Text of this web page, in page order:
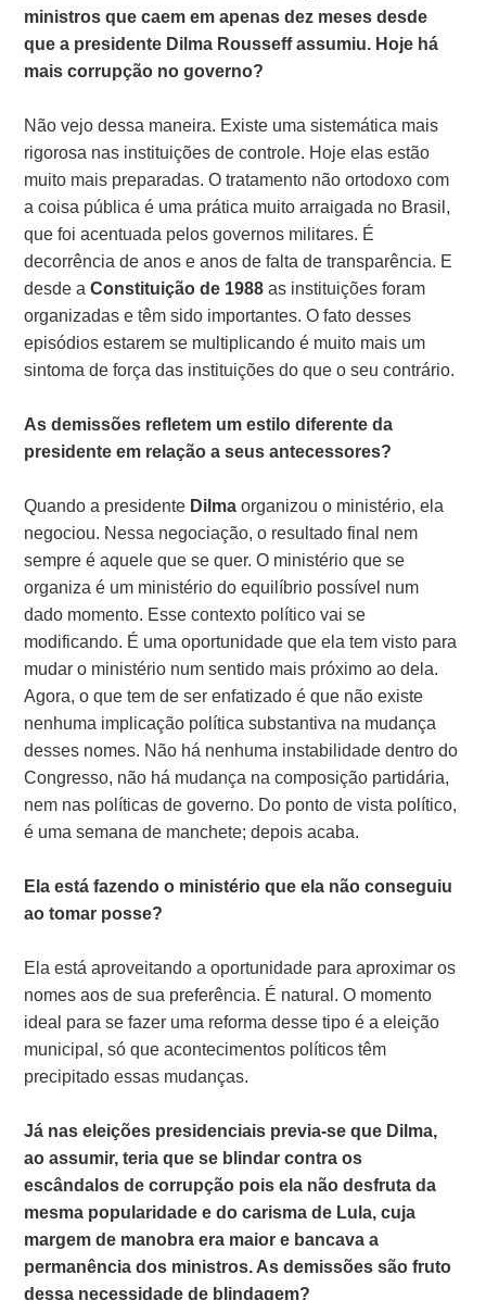
ministros que caem em apenas dez meses desde
que a presidente Dilma Rousseff assumiu. Hoje há
mais corrupção no governo?
Não vejo dessa maneira. Existe uma sistemática mais
rigorosa nas instituições de controle. Hoje elas estão
muito mais preparadas. O tratamento não ortodoxo com
a coisa pública é uma prática muito arraigada no Brasil,
que foi acentuada pelos governos militares. É
decorrência de anos e anos de falta de transparência. E
desde aConstituição de 1988 as instituições foram
organizadas e têm sido importantes. O fato desses
episódios estarem se multiplicando é muito mais um
sintoma de força das instituições do que o seu contrário.
As demissões refletem um estilo diferente da
presidente em relação a seus antecessores?
Quando a presidente Dilmaorganizou o ministério, ela
negociou. Nessa negociação, o resultado final nem
sempre é aquele que se quer. O ministério que se
organiza é um ministério do equilíbrio possível num
dado momento. Esse contexto político vai se
modificando. É uma oportunidade que ela tem visto para
mudar o ministério num sentido mais próximo ao dela.
Agora, o que tem de ser enfatizado é que não existe
nenhuma implicação política substantiva na mudança
desses nomes. Não há nenhuma instabilidade dentro do
Congresso, não há mudança na composição partidária,
nem nas políticas de governo. Do ponto de vista político,
é uma semana de manchete; depois acaba.
Ela está fazendo o ministério que ela não conseguiu
ao tomar posse?
Ela está aproveitando a oportunidade para aproximar os
nomes aos de sua preferência. É natural. O momento
ideal para se fazer uma reforma desse tipo é a eleição
municipal, só que acontecimentos políticos têm
precipitado essas mudanças.
Já nas eleições presidenciais previa-se que Dilma,
ao assumir, teria que se blindar contra os
escândalos de corrupção pois ela não desfruta da
mesma popularidade e do carisma de Lula, cuja
margem de manobra era maior e bancava a
permanência dos ministros. As demissões são fruto
dessa necessidade de blindagem?